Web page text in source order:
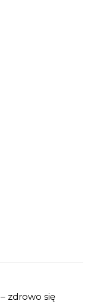
– zdrowo się